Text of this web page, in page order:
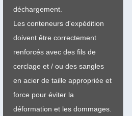
déchargement.
Les conteneurs d'expédition
doivent être correctement
renforcés avec des fils de
cerclage et / ou des sangles
en acier de taille appropriée et
force pour éviter la
déformation et les dommages.